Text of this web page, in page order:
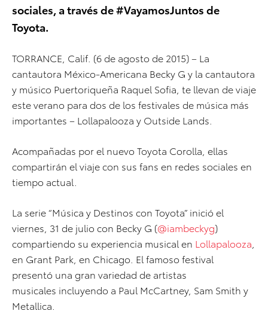
sociales, a través de #VayamosJuntos de
Toyota.
TORRANCE, Calif. (6 de agosto de 2015) – La
cantautora México-Americana Becky G y la cantautora
y músico Puertoriqueña Raquel Sofia, te llevan de viaje
este verano para dos de los festivales de música más
importantes – Lollapalooza y Outside Lands.
Acompañadas por el nuevo Toyota Corolla, ellas
compartirán el viaje con sus fans en redes sociales en
tiempo actual.
La serie “Música y Destinos con Toyota” inició el
viernes, 31 de julio con Becky G (@iambeckyg)
compartiendo su experiencia musical en Lollapalooza
en Grant Park, en Chicago. El famoso festival
presentó una gran variedad de artistas
musicales incluyendo a Paul McCartney, Sam Smith y
Metallica.